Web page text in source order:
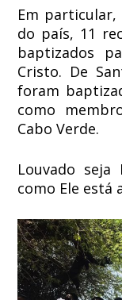
Em particular,
do país, 11
baptizados
Cristo. De
foram
como
Cabo Verde.
Louvado seja
como Ele está